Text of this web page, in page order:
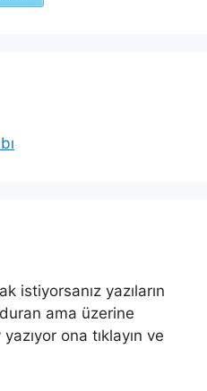
istiyorsanız yazıların
ama üzerine
ona tıklayın ve